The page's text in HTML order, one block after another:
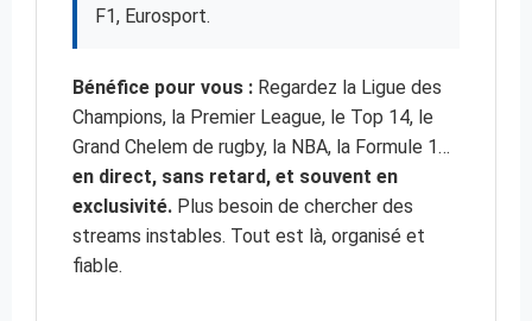
F1, Eurosport.
Bénéfice pour vous : Regardez la Ligue des
Champions, la Premier League, le Top 14, le
Grand Chelem de rugby, la NBA, la Formule 1…
en direct, sans retard, et souvent en
exclusivité. Plus besoin de chercher des
streams instables. Tout est là, organisé et
fiable.